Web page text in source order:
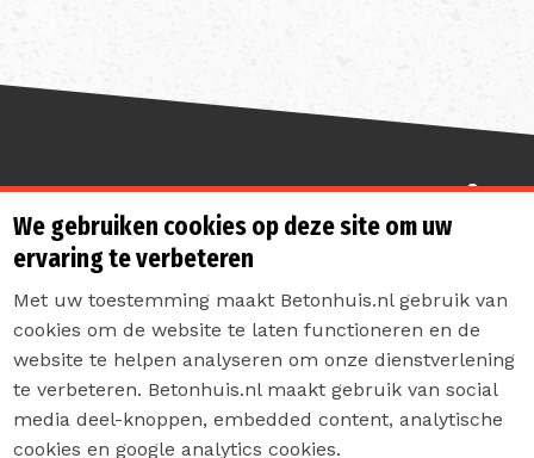
Sterk de toekomst in
Contact
Privacyverklaring
We gebruiken cookies op deze site om uw
ervaring te verbeteren
Met uw toestemming maakt Betonhuis.nl gebruik van
cookies om de website te laten functioneren en de
website te helpen analyseren om onze dienstverlening
te verbeteren. Betonhuis.nl maakt gebruik van social
media deel-knoppen, embedded content, analytische
cookies en google analytics cookies.